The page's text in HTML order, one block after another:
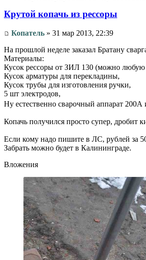
Крутой копачь из рессоры
Копатель » 31 мар 2013, 22:39
На прошлой неделе заказал Братану
Материалы:
Кусок рессоры от ЗИЛ 130 (можно любую
Кусок арматуры для перекладины,
Кусок трубы для изготовления ручки,
5 шт электродов,
Ну естественно сварочный аппарат 200А
Копачь получился просто супер, дробит
Если кому надо пишите в ЛС, рублей за
Забрать можно будет в Калининграде.
Вложения